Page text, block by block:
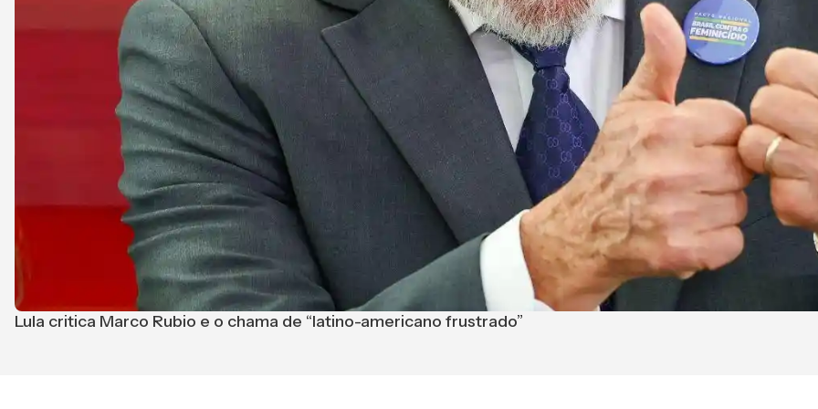
Lula critica Marco Rubio e o chama de “latino-americano frustrado”